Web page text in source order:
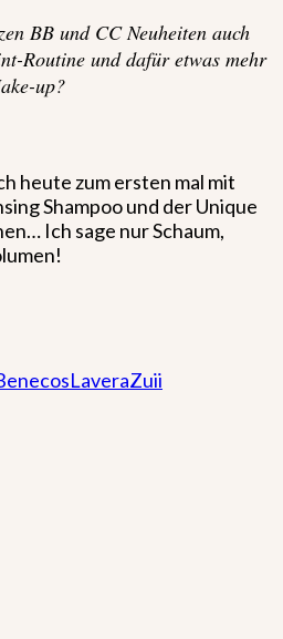
BB und CC Neuheiten auch
Routine und dafür etwas mehr
up?
heute zum ersten mal mit
Shampoo und der Unique
Ich sage nur Schaum,
LaveraZuii